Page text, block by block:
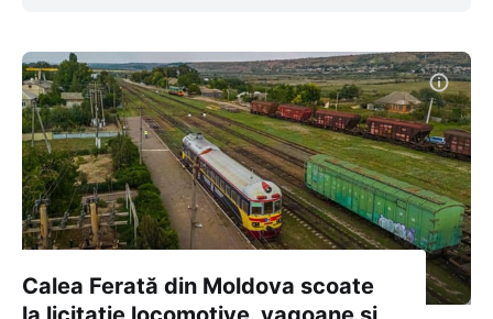
Calea Ferată din Moldova scoate